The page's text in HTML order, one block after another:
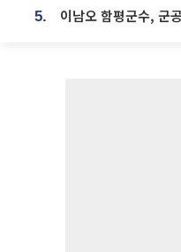
5. 이남오 함평군수, 군